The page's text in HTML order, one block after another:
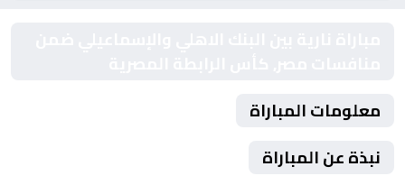
معلومات المباراة
نبذة عن المباراة